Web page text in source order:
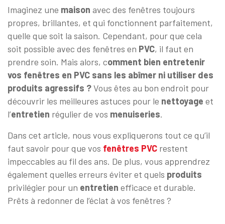
Imaginez une maison avec des fenêtres toujours
propres, brillantes, et qui fonctionnent parfaitement,
quelle que soit la saison. Cependant, pour que cela
soit possible avec des fenêtres en PVC, il faut en
prendre soin. Mais alors, comment bien entretenir
vos fenêtres en PVC sans les abîmer ni utiliser des
produits agressifs ?Vous êtes au bon endroit pour
découvrir les meilleures astuces pour le nettoyage et
l’entretien régulier de vos menuiseries.
Dans cet article, nous vous expliquerons tout ce qu’il
faut savoir pour que vos fenêtres PVC restent
impeccables au fil des ans. De plus, vous apprendrez
également quelles erreurs éviter et quels produits
privilégier pour un entretien efficace et durable.
Prêts à redonner de l’éclat à vos fenêtres ?